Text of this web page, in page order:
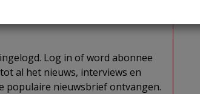
Log in of word abonnee
al het nieuws, interviews en
populaire nieuwsbrief ontvangen.